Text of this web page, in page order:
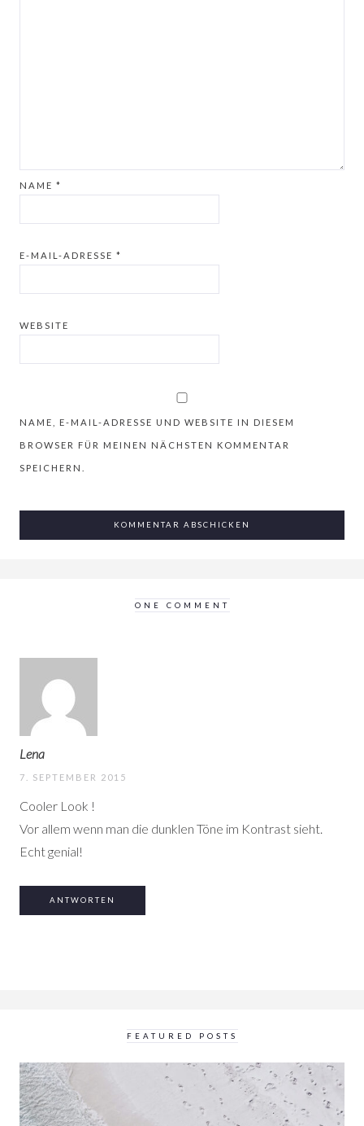
NAME *
E-MAIL-ADRESSE *
WEBSITE
NAME, E-MAIL-ADRESSE UND WEBSITE IN DIESEM
BROWSER FÜR MEINEN NÄCHSTEN KOMMENTAR
SPEICHERN.
ONE COMMENT
Lena
7. SEPTEMBER 2015
Cooler Look !
Vor allem wenn man die dunklen Töne im Kontrast sieht.
Echt genial!
ANTWORTEN
FEATURED POSTS